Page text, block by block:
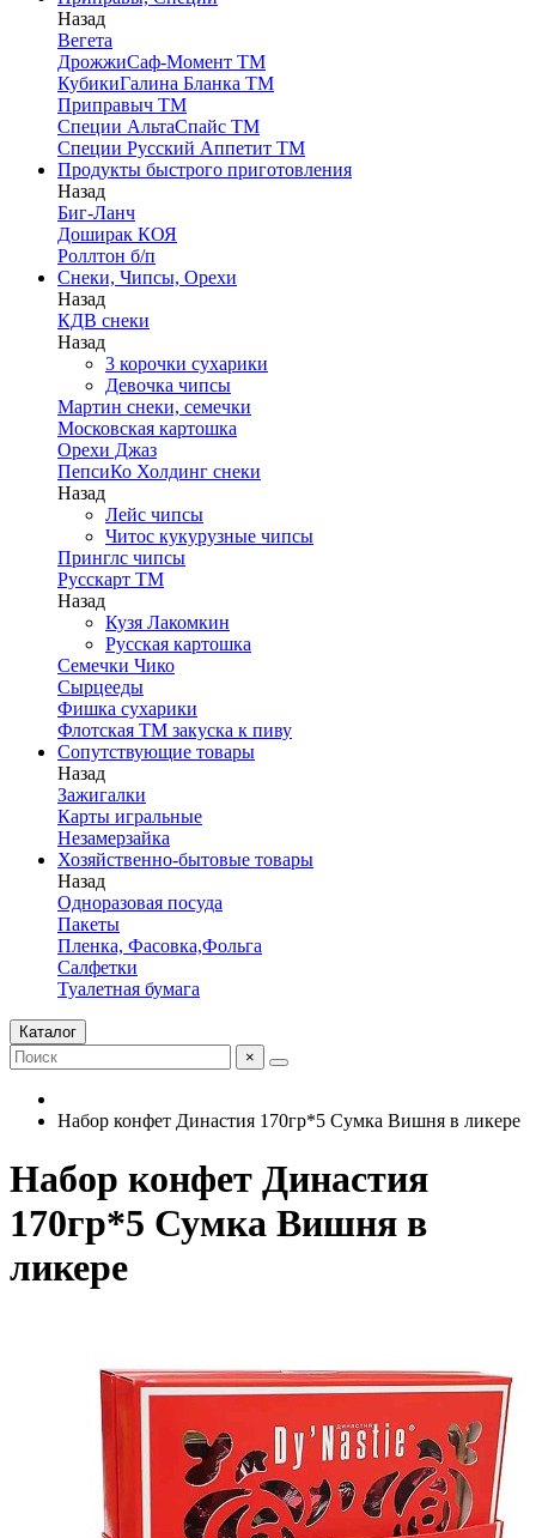
Назад
Вегета
ДрожжиСаф-Момент ТМ
КубикиГалина Бланка ТМ
Приправыч ТМ
Специи АльтаСпайс ТМ
Специи Русский Аппетит ТМ
Продукты быстрого приготовления
Назад
Биг-Ланч
Доширак КОЯ
Роллтон б/п
Снеки, Чипсы, Орехи
Назад
КДВ снеки
Назад
3 корочки сухарики
Девочка чипсы
Мартин снеки, семечки
Московская картошка
Орехи Джаз
ПепсиКо Холдинг снеки
Назад
Лейс чипсы
Читос кукурузные чипсы
Принглс чипсы
Русскарт ТМ
Назад
Кузя Лакомкин
Русская картошка
Семечки Чико
Сырцееды
Фишка сухарики
Флотская ТМ закуска к пиву
Сопутствующие товары
Назад
Зажигалки
Карты игральные
Незамерзайка
Хозяйственно-бытовые товары
Назад
Одноразовая посуда
Пакеты
Пленка, Фасовка,Фольга
Салфетки
Туалетная бумага
Каталог
×
Набор конфет Династия 170гр*5 Сумка Вишня в ликере
Набор конфет Династия
170гр*5 Сумка Вишня в
ликере